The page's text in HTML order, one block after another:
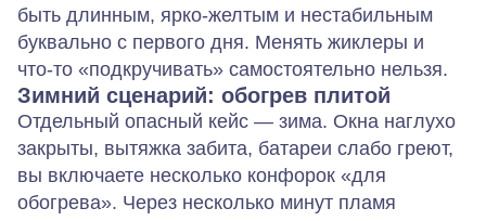
быть длинным, ярко‑желтым и нестабильным
буквально с первого дня. Менять жиклеры и
что‑то «подкручивать» самостоятельно нельзя.
Зимний сценарий: обогрев плитой
Отдельный опасный кейс — зима. Окна наглухо
закрыты, вытяжка забита, батареи слабо греют,
вы включаете несколько конфорок «для
обогрева». Через несколько минут пламя